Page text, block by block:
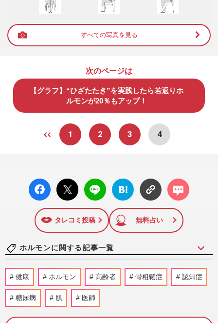
すべての写真を見る
次のページは
【グラフ】“ひざたたき”を実践したら若返りホ
ルモンが20％もアップ！
1 2 3 4
facebo
ok い
X ポス
ト
LINE
はてな
ブック
に追加
コメン
ト
タレコミ投稿 無料占い
ホルモンに関する記事一覧
《真夏のにおい対策》更年期は特に注意！
最大の敵は「蒸れ」頭皮・デリケートゾー
ン…不快な悩みを解決す…
週刊女性2026年6月23日号
健康 ホルモン 高齢者 骨粗鬆症 認知症
糖尿病 肌 医師